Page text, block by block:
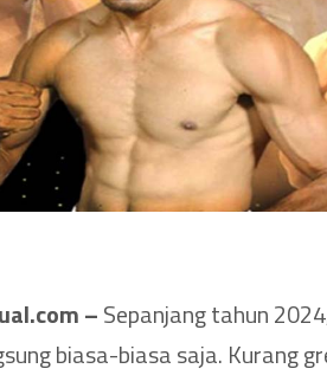
–Sepanjang tahun
biasa-biasa saja. Kurang